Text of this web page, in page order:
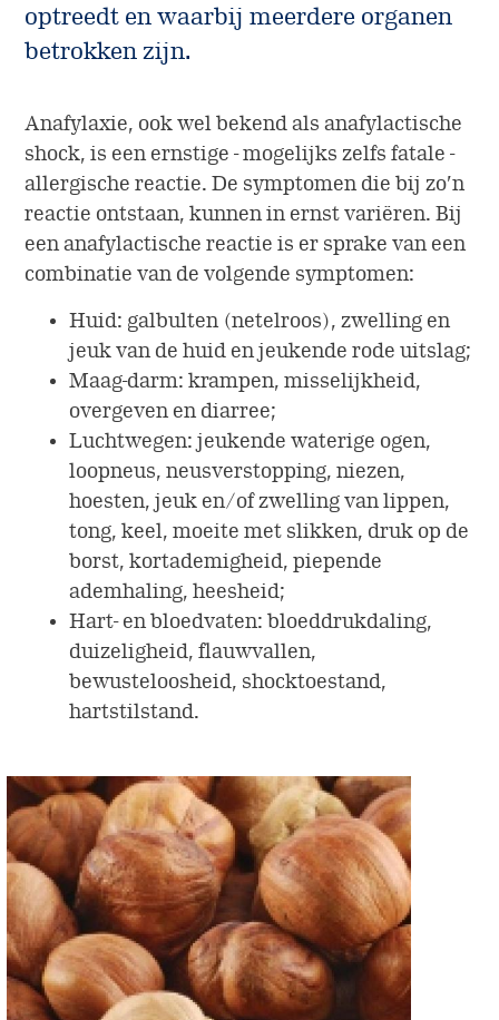
Lactose intolerantie
Aanwezigheid in de wereld
optreedt en waarbij meerdere organen
betrokken zijn.
Anafylaxie, ook wel bekend als anafylactische
shock, is een ernstige - mogelijks zelfs fatale -
allergische reactie. De symptomen die bij zo’n
reactie ontstaan, kunnen in ernst variëren. Bij
een anafylactische reactie is er sprake van een
combinatie van de volgende symptomen:
Huid: galbulten (netelroos), zwelling en
jeuk van de huid en jeukende rode uitslag;
Maag-darm: krampen, misselijkheid,
overgeven en diarree;
Luchtwegen: jeukende waterige ogen,
loopneus, neusverstopping, niezen,
hoesten, jeuk en/of zwelling van lippen,
tong, keel, moeite met slikken, druk op de
borst, kortademigheid, piepende
ademhaling, heesheid;
Hart- en bloedvaten: bloeddrukdaling,
duizeligheid, flauwvallen,
bewusteloosheid, shocktoestand,
hartstilstand.